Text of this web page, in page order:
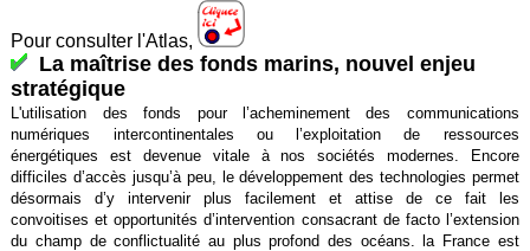
Pour consulter l'Atlas,
La maîtrise des fonds marins, nouvel enjeu
stratégique
L'utilisation des fonds pour l’acheminement des communications
numériques intercontinentales ou l’exploitation de ressources
énergétiques est devenue vitale à nos sociétés modernes. Encore
difficiles d’accès jusqu’à peu, le développement des technologies permet
désormais d’y intervenir plus facilement et attise de ce fait les
convoitises et opportunités d’intervention consacrant de facto l’extension
du champ de conflictualité au plus profond des océans . la France est